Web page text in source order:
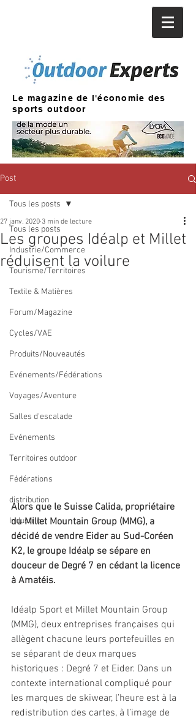
Le magazine de l'économie des
sports outdoor
Post
Tous les posts
Industrie/Commerce
Tourisme/Territoires
Textile & Matières
Forum/Magazine
Cycles/VAE
Produits/Nouveautés
Evénements/Fédérations
Voyages/Aventure
Salles d'escalade
Evénements
Territoires outdoor
Fédérations
distribution
Industrie
Tous les posts
Les groupes Idéalp et Millet
réduisent la voilure
27 janv. 2020 3 min de lecture
Alors que le Suisse Calida, propriétaire
du Millet Mountain Group (MMG), a
décidé de vendre Eider au Sud-Coréen
K2, le groupe Idéalp se sépare en
douceur de Degré 7 en cédant la licence
à Amatéis.
Idéalp Sport et Millet Mountain Group
(MMG), deux entreprises françaises qui
allègent chacune leurs portefeuilles en
se séparant de deux marques
historiques : Degré 7 et Eider. Dans un
contexte international compliqué pour
les marques de skiwear, l’heure est à la
redistribution des cartes, à l’image de